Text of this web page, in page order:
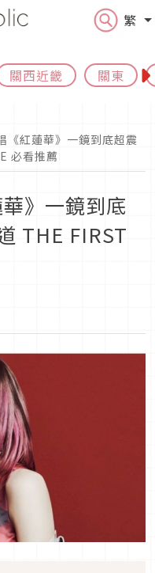
繁
關西近畿 關東
《紅蓮華》一鏡到底超震
必看推薦
》一鏡到底
THE FIRST